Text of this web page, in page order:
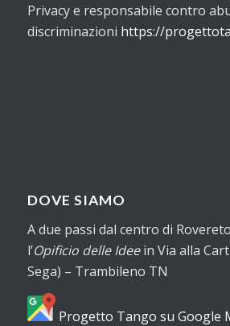
Privacy e responsabile contro
discriminazioni https://
DOVE SIAMO
A due passi dal centro di
l’Opificio delle Ideein Via alla
Sega) – Trambileno TN
Progetto Tango su Google